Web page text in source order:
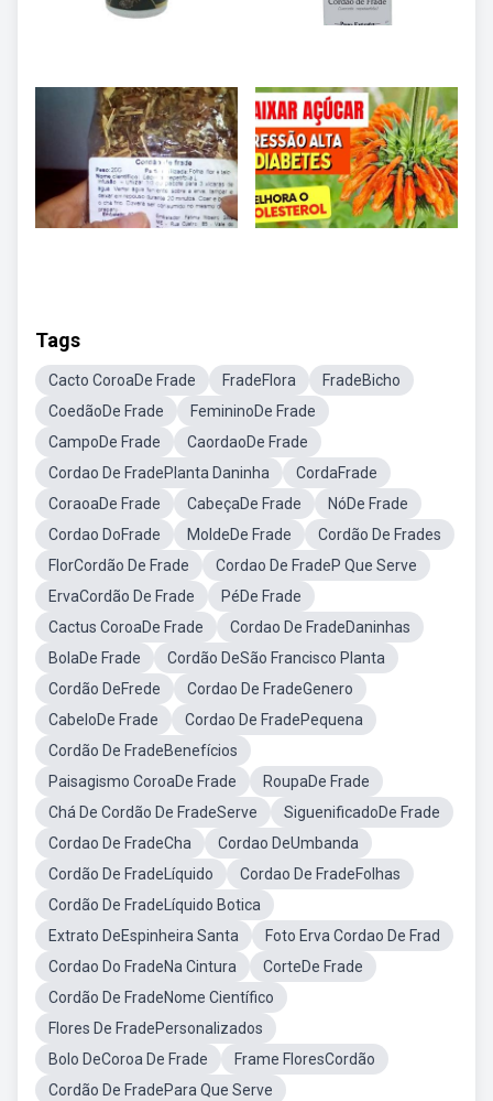
Tags
Cacto CoroaDe Frade FradeFlora
FradeBicho
CoedãoDe Frade
FemininoDe Frade
CampoDe Frade
CaordaoDe Frade
Cordao De FradePlanta Daninha
CordaFrade
CoraoaDe Frade
CabeçaDe Frade
NóDe Frade
Cordao DoFrade
MoldeDe Frade
Cordão De Frades
FlorCordão De Frade
Cordao De FradeP Que Serve
ErvaCordão De Frade
PéDe Frade
Cactus CoroaDe Frade
Cordao De FradeDaninhas
BolaDe Frade
Cordão DeSão Francisco Planta
Cordão DeFrede
Cordao De FradeGenero
CabeloDe Frade
Cordao De FradePequena
Cordão De FradeBenefícios
Paisagismo CoroaDe Frade
RoupaDe Frade
Chá De Cordão De FradeServe
SiguenificadoDe Frade
Cordao De FradeCha
Cordao DeUmbanda
Cordão De FradeLíquido
Cordao De FradeFolhas
Cordão De FradeLíquido Botica
Extrato DeEspinheira Santa
Foto Erva Cordao De Frad
Cordao Do FradeNa Cintura
CorteDe Frade
Cordão De FradeNome Científico
Flores De FradePersonalizados
Bolo DeCoroa De Frade
Frame FloresCordão
Cordão De FradePara Que Serve